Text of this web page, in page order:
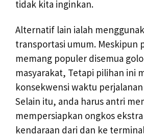
tidak kita inginkan.
Alternatif lain ialah
transportasi umum. Meskipun
memang populer disemua
masyarakat, Tetapi pilihan ini
konsekwensi waktu
Selain itu, anda harus antri
mempersiapkan ongkos
kendaraan dari dan ke